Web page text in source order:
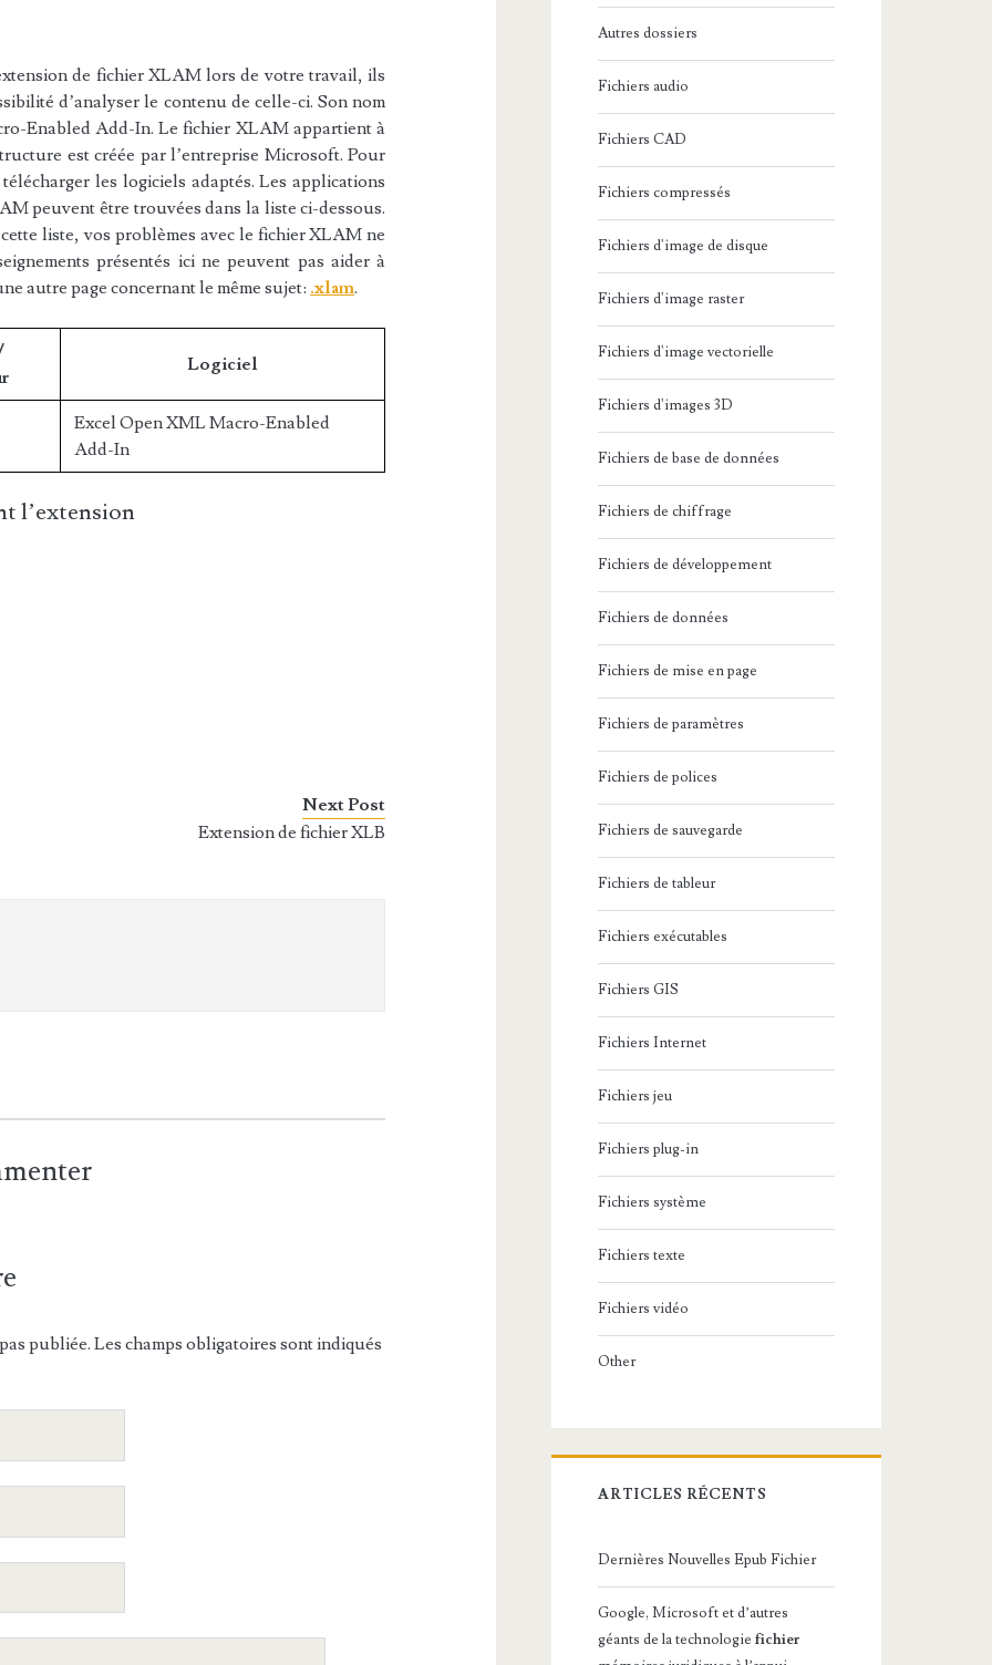
de fichier XLAM lors de votre travail, ils
d’analyser le contenu de celle-ci. Son nom
Enabled Add-In. Le fichier XLAM appartient à
est créée par l’entreprise Microsoft. Pour
les logiciels adaptés. Les applications
peuvent être trouvées dans la liste ci-dessous.
liste, vos problèmes avec le fichier XLAM ne
présentés ici ne peuvent pas aider à
autre page concernant le même sujet: .xlam.
Logiciel
Excel Open XML Macro-Enabled
Add-In
l’extension
Next Post
Extension de fichier XLB
publiée. Les champs obligatoires sont indiqués
Autres dossiers
Fichiers audio
Fichiers CAD
Fichiers compressés
Fichiers d'image de disque
Fichiers d'image raster
Fichiers d'image vectorielle
Fichiers d'images 3D
Fichiers de base de données
Fichiers de chiffrage
Fichiers de développement
Fichiers de données
Fichiers de mise en page
Fichiers de paramètres
Fichiers de polices
Fichiers de sauvegarde
Fichiers de tableur
Fichiers exécutables
Fichiers GIS
Fichiers Internet
Fichiers jeu
Fichiers plug-in
Fichiers système
Fichiers texte
Fichiers vidéo
Other
ARTICLES RÉCENTS
Dernières Nouvelles Epub Fichier
Google, Microsoft et d’autres
géants de la technologiefichier